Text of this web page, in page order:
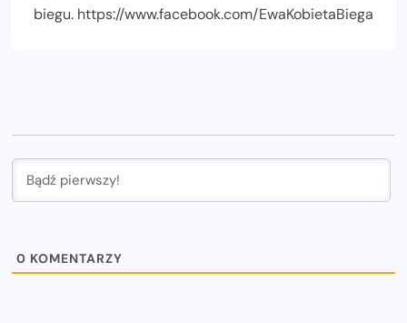
biegu. https://www.facebook.com/EwaKobietaBiega
0 KOMENTARZY